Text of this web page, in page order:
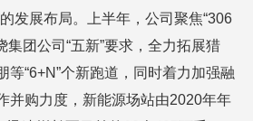
发展布局。上半年，公司聚焦“306
集团公司“五新”要求，全力拓展猎
等“6+N”个新跑道，同时着力加强融
并购力度，新能源场站由2020年年